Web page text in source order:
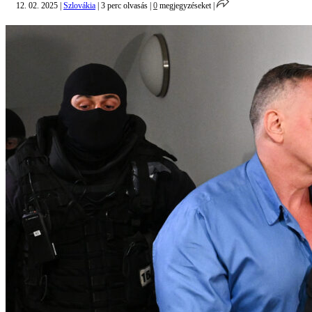
12. 02. 2025 Szlovákia 3 perc olvasás 0 megjegyzéseket